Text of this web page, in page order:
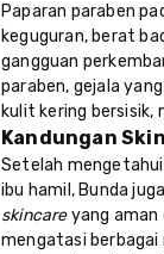
Paparan paraben
keguguran, berat
gangguan
paraben, gejala
kulit kering bersisik,
Kandungan
Setelah
ibu hamil, Bunda
skincareyang aman
mengatasi berbagai